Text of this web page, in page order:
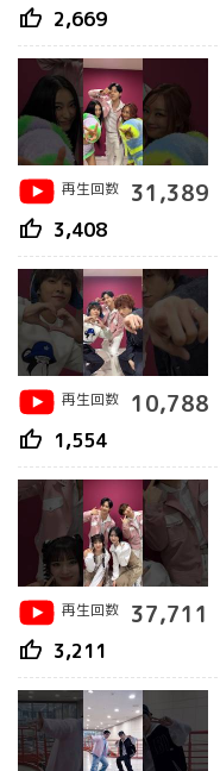
thumb_up 2,669
再生回数
31,389
thumb_up 3,408
再生回数
10,788
thumb_up 1,554
再生回数
37,711
thumb_up 3,211